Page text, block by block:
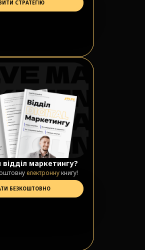
маркетингу?
електроннукнигу!
БЕЗКОШТОВНО
СТРАТЕГІЮ